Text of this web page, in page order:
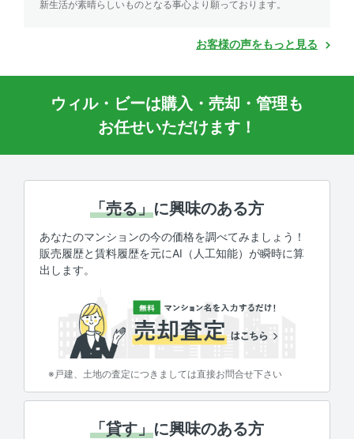
新生活が素晴らしいものとなる事心より願っております。
お客様の声をもっと見る
ウィル・ビーは購入・売却・管理も
お任せいただけます！
「売る」に興味のある方
あなたのマンションの今の価格を調べてみましょう！
販売履歴と賃料履歴を元にAI（人工知能）が瞬時に算
出します。
※戸建、土地の査定につきましては直接お問合せ下さい
「貸す」に興味のある方